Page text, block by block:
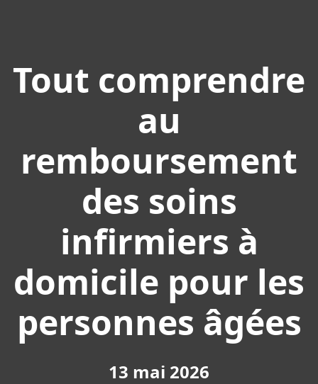
Tout comprendre
au
remboursement
des soins
infirmiers à
domicile pour les
personnes âgées
13 mai 2026